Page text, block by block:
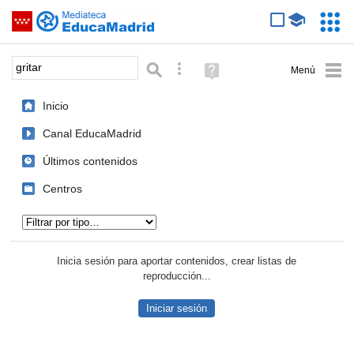
Saltar navegación
Palabra o frase: Búsqueda avanzada
Ayuda
(en
Inicio
Canal EducaMadrid
Últimos contenidos
Centros
Inicia sesión para aportar contenidos, crear listas de
reproducción...
Iniciar sesión